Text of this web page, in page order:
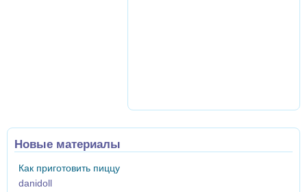
Новые материалы
Как приготовить пиццу
danidoll